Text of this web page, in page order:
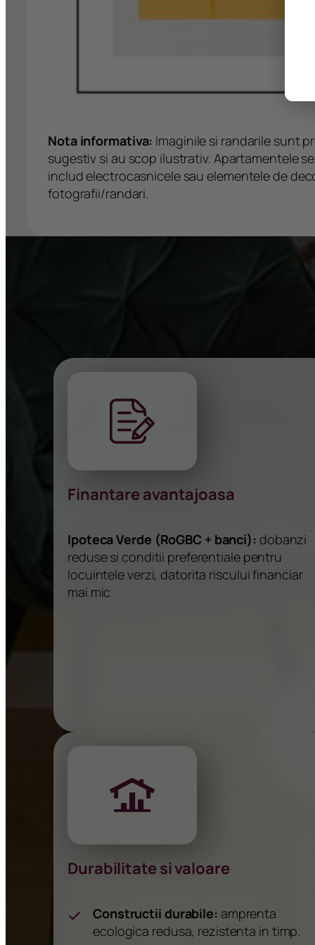
Nota informativa: Imaginile si randarile sunt
sugestiv si au scop ilustrativ. Apartamentele
includ electrocasnicele sau elementele de
fotografii/randari.
Finantare avantajoasa
Ipoteca Verde (RoGBC + banci): dobanzi
reduse si conditii preferentiale pentru
locuintele verzi, datorita riscului financiar
mai mic
Durabilitate si valoare
Constructii durabile: amprenta
ecologica redusa, rezistenta in timp.